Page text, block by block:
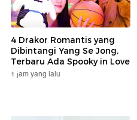
4 Drakor Romantis yang
Dibintangi Yang Se Jong,
Terbaru Ada Spooky in Love
1 jam yang lalu